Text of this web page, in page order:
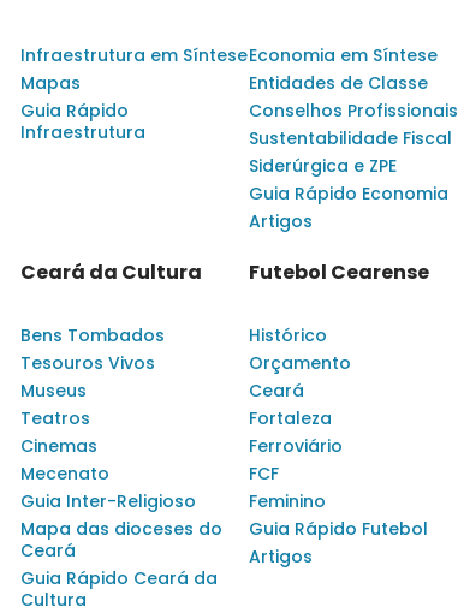
Infraestrutura em Síntese
Mapas
Guia Rápido
Infraestrutura
Economia em Síntese
Entidades de Classe
Conselhos Profissionais
Sustentabilidade Fiscal
Siderúrgica e ZPE
Guia Rápido Economia
Artigos
Ceará da Cultura
Bens Tombados
Tesouros Vivos
Museus
Teatros
Cinemas
Mecenato
Guia Inter-Religioso
Mapa das dioceses do
Ceará
Guia Rápido Ceará da
Cultura
Futebol Cearense
Histórico
Orçamento
Ceará
Fortaleza
Ferroviário
FCF
Feminino
Guia Rápido Futebol
Artigos